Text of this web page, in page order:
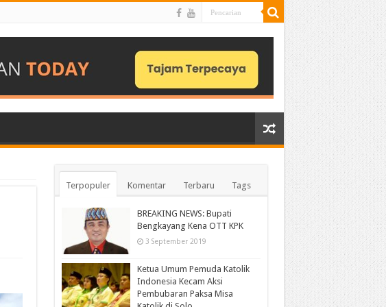
Terpopuler Komentar Terbaru Tags
BREAKING NEWS: Bupati
Bengkayang Kena OTT KPK
3 September 2019
Ketua Umum Pemuda Katolik
Indonesia Kecam Aksi
Pembubaran Paksa Misa